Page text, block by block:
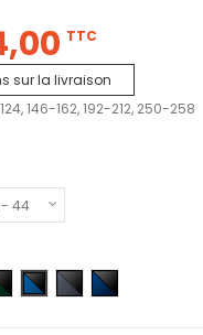
TTC
sur la livraison
146-162, 192-212, 250-258
- Noir
Kaki - Noir
- Vert forêt - Noir
5604 - Bleu vrai - Noir
5804 - Gris acier -
9504 - Bleu